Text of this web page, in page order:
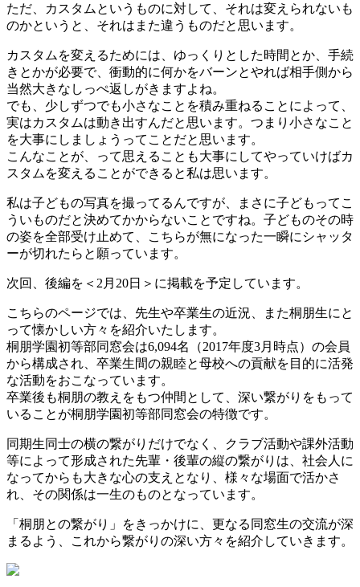
ただ、カスタムというものに対して、それは変えられないも
のかというと、それはまた違うものだと思います。
カスタムを変えるためには、ゆっくりとした時間とか、手続
きとかが必要で、衝動的に何かをバーンとやれば相手側から
当然大きなしっぺ返しがきますよね。
でも、少しずつでも小さなことを積み重ねることによって、
実はカスタムは動き出すんだと思います。つまり小さなこと
を大事にしましょうってことだと思います。
こんなことが、って思えることも大事にしてやっていけばカ
スタムを変えることができると私は思います。
私は子どもの写真を撮ってるんですが、まさに子どもってこ
ういものだと決めてかからないことですね。子どものその時
の姿を全部受け止めて、こちらが無になった一瞬にシャッタ
ーが切れたらと願っています。
次回、後編を＜2月20日＞に掲載を予定しています。
こちらのページでは、先生や卒業生の近況、また桐朋生にと
って懐かしい方々を紹介いたします。
桐朋学園初等部同窓会は6,094名（2017年度3月時点）の会員
から構成され、卒業生間の親睦と母校への貢献を目的に活発
な活動をおこなっています。
卒業後も桐朋の教えをもつ仲間として、深い繋がりをもって
いることが桐朋学園初等部同窓会の特徴です。
同期生同士の横の繋がりだけでなく、クラブ活動や課外活動
等によって形成された先輩・後輩の縦の繋がりは、社会人に
なってからも大きな心の支えとなり、様々な場面で活かさ
れ、その関係は一生のものとなっています。
「桐朋との繋がり」をきっかけに、更なる同窓生の交流が深
まるよう、これから繋がりの深い方々を紹介していきます。